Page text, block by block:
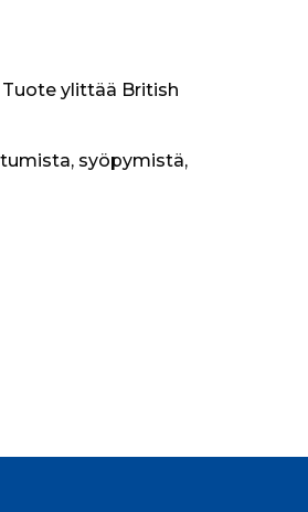
ylittää British
syöpymistä,